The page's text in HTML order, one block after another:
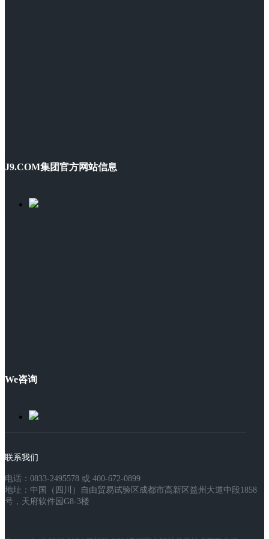
J9.COM集团官方网站信息
We咨询
联系我们
电话：0833-2495578 或 400-672-0899
地址：中国（四川）自由贸易试验区成都市高新区益州大道中段1858
号，天府软件园G8-3楼